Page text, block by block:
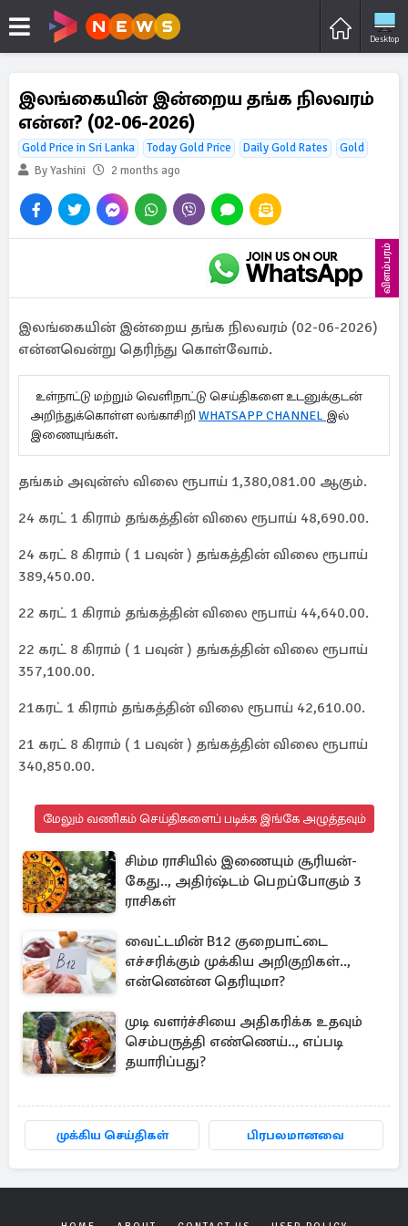
Desktop
இலங்கையின் இன்றைய தங்க நிலவரம்
என்ன? (02-06-2026)
Gold Price in Sri Lanka Today Gold Price Daily Gold Rates
Gold
By Yashini
2 months ago
விளம்பரம்
இலங்கையின் இன்றைய தங்க நிலவரம் (02-06-2026)
என்னவென்று தெரிந்து கொள்வோம்.
உள்நாட்டு மற்றும் வெளிநாட்டு செய்திகளை உடனுக்குடன்
அறிந்துக்கொள்ள லங்காசிறி WHATSAPP CHANNEL இல்
இணையுங்கள்.
தங்கம் அவுன்ஸ் விலை ரூபாய் 1,380,081.00 ஆகும்.
24 கரட் 1 கிராம் தங்கத்தின் விலை ரூபாய் 48,690.00.
24 கரட் 8 கிராம் ( 1 பவுன் ) தங்கத்தின் விலை ரூபாய்
389,450.00.
22 கரட் 1 கிராம் தங்கத்தின் விலை ரூபாய் 44,640.00.
22 கரட் 8 கிராம் ( 1 பவுன் ) தங்கத்தின் விலை ரூபாய்
357,100.00.
21கரட் 1 கிராம் தங்கத்தின் விலை ரூபாய் 42,610.00.
21 கரட் 8 கிராம் ( 1 பவுன் ) தங்கத்தின் விலை ரூபாய்
340,850.00.
மேலும் வணிகம் செய்திகளைப் படிக்க இங்கே அழுத்தவும்
சிம்ம ராசியில் இணையும் சூரியன்-
கேது.., அதிர்ஷ்டம் பெறப்போகும் 3
ராசிகள்
வைட்டமின் B12 குறைபாட்டை
எச்சரிக்கும் முக்கிய அறிகுறிகள்..,
என்னென்ன தெரியுமா?
முடி வளர்ச்சியை அதிகரிக்க உதவும்
செம்பருத்தி எண்ணெய்.., எப்படி
தயாரிப்பது?
முக்கிய செய்திகள் பிரபலமானவை